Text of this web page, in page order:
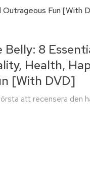
Fun [With
Belly: 8
Health,
[With DVD]
att recensera den